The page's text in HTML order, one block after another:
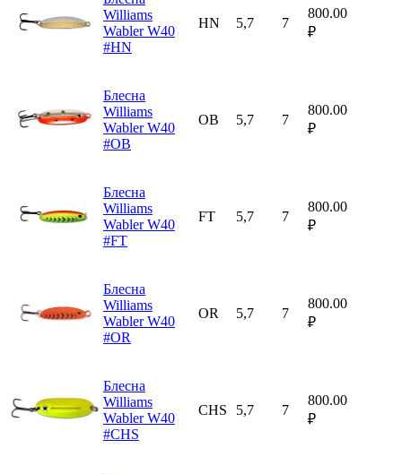
Williams
Wabler W40
#HN
HN 5,7 7
800.00
₽
Блесна
Williams
Wabler W40
#OB
OB 5,7 7
800.00
₽
Блесна
Williams
Wabler W40
#FT
FT 5,7 7
800.00
₽
Блесна
Williams
Wabler W40
#OR
OR 5,7 7
800.00
₽
Блесна
Williams
Wabler W40
#CHS
CHS 5,7 7
800.00
₽